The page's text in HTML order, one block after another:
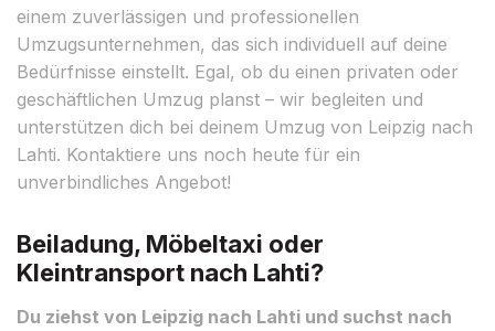
einem zuverlässigen und professionellen
Umzugsunternehmen, das sich individuell auf deine
Bedürfnisse einstellt. Egal, ob du einen privaten oder
geschäftlichen Umzug planst – wir begleiten und
unterstützen dich bei deinem Umzug von Leipzig nach
Lahti. Kontaktiere uns noch heute für ein
unverbindliches Angebot!
Beiladung, Möbeltaxi oder
Kleintransport nach Lahti?
Du ziehst von Leipzig nach Lahti und suchst nach